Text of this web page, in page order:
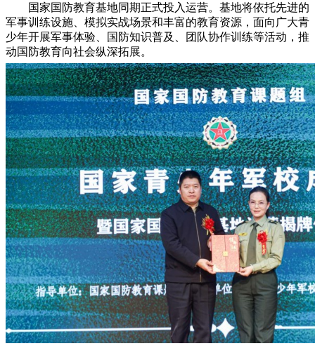
国家国防教育基地同期正式投入运营。基地将依托先进的
军事训练设施、模拟实战场景和丰富的教育资源，面向广大青
少年开展军事体验、国防知识普及、团队协作训练等活动，推
动国防教育向社会纵深拓展。